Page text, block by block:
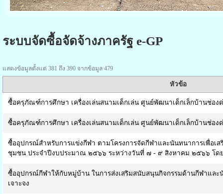
ระบบจัดซื้อจัดจ้างภาครัฐ e-GP
แสดงข้อมูลตั้งแต่ 381 ถึง 390 จากข้อมูล 479
หัวข้อ
ซื้อครุภัณฑ์การศึกษา เครื่องเล่นสนามเด็กเล่น ศูนย์พัฒนาเด็กเล็กบ้านช่องด่
ซื้อครุภัณฑ์การศึกษา เครื่องเล่นสนามเด็กเล่น ศูนย์พัฒนาเด็กเล็กบ้านช่องด่
ซื้ออุปกรณ์สำหรับการแข่งกีฬา ตามโครงการจัดกีฬาและนันทนาการเพื่อเ
ชุมชน ประจำปีงบประมาณ ๒๕๖๖ ระหว่างวันที่ ๗ - ๙ สิงหาคม ๒๕๖๖ โดย
ซื้ออุปกรณ์กีฬาให้กับหมู่บ้าน ในการส่งเสริมสนับสนุนกิจกรรมด้านกีฬาและ
เจาะจง